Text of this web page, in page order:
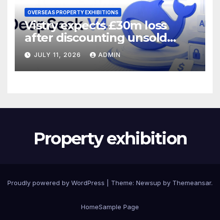
OVERSEAS PROPERTY EXHIBITIONS
Vistry expects £30m loss
after discounting unsold
homes
JULY 11, 2026 ADMIN
Property exhibition
Proudly powered by WordPress Theme: Newsup by Themeansar.
HomeSample Page